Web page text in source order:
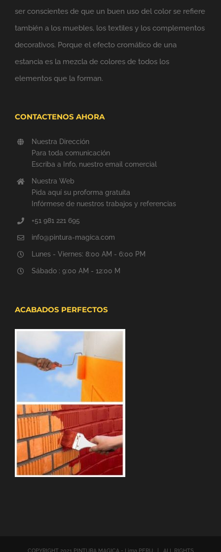
ser conscientes de que un buen uso del color se refiere
también a los muebles, los textiles y los complementos
decorativos. Porque el efecto cromático de una
estancia es la mezcla de colores de todos los
elementos que la forman.
CONTACTENOS AHORA
Nuestra Dirección
Para toda comunicación
Escriba a Info, nuestro email comercial
Nuestra Web
Pida aquí su proforma gratuita
Infórmese de nuestros trabajos y referencias
+51 981 221 695
info@pintura-magica.com
Lunes - Viernes: 8:00 AM - 6:00 PM
Sábado : 9:00 AM - 12:00 M
ACABADOS PERFECTOS